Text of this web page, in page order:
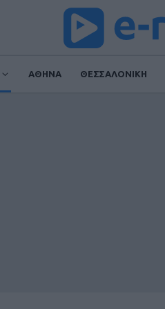
ΑΘΗΝΑ ΘΕΣΣΑΛΟΝΙΚΗ